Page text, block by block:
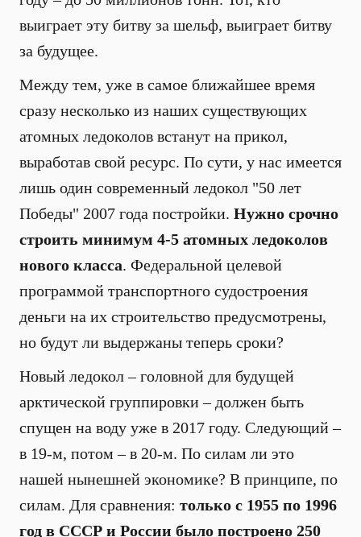
выиграет эту битву за шельф, выиграет битву
за будущее.
Между тем, уже в самое ближайшее время
сразу несколько из наших существующих
атомных ледоколов встанут на прикол,
выработав свой ресурс. По сути, у нас имеется
лишь один современный ледокол "50 лет
Победы" 2007 года постройки. Нужно срочно
строить минимум 4-5 атомных ледоколов
нового класса. Федеральной целевой
программой транспортного судостроения
деньги на их строительство предусмотрены,
но будут ли выдержаны теперь сроки?
Новый ледокол – головной для будущей
арктической группировки – должен быть
спущен на воду уже в 2017 году. Следующий –
в 19-м, потом – в 20-м. По силам ли это
нашей нынешней экономике? В принципе, по
силам. Для сравнения: только с 1955 по 1996
год в СССР и России было построено 250